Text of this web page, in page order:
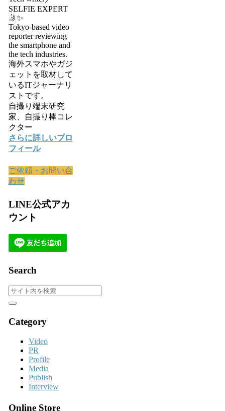
SELFIE EXPERT
🤳✨
Tokyo-based video
reporter reviewing
the smartphone and
the tech industries.
海外スマホやガジ
ェットを取材して
いるITジャーナリ
ストです。
自撮り端末研究
家、自撮り棒コレ
クター
さらに詳しいプロ
フィール
ご依頼・お問い合
わせ
LINE公式アカ
ウント
Search
Category
Video
PR
Profile
Media
Publish
Interview
Online Store